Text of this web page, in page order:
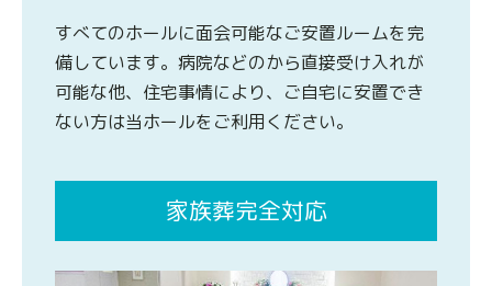
すべてのホールに面会可能なご安置ルームを完
備しています。病院などのから直接受け入れが
可能な他、住宅事情により、ご自宅に安置でき
ない方は当ホールをご利用ください。
家族葬完全対応